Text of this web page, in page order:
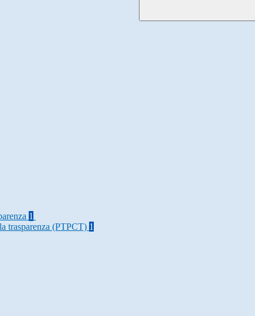
1
trasparenza (PTPCT) 1